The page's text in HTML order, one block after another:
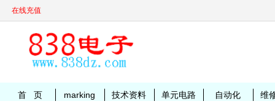
在线充值
首 页 marking 技术资料 单元电路 自动化 维